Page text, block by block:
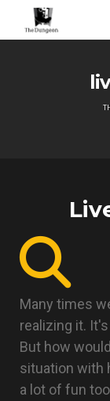
Many times
realizing it.
But how
situation with
a lot of fun